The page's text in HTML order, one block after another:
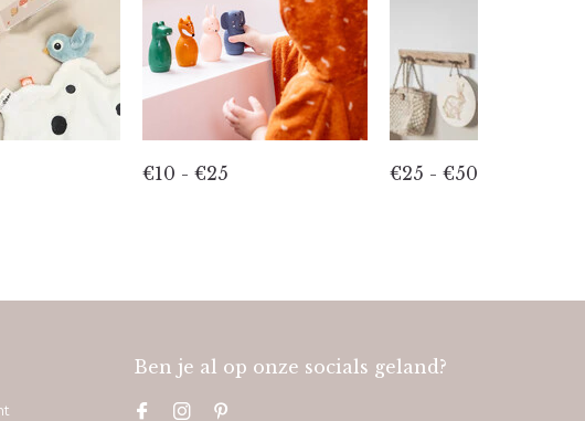
€10 - €25 €25 - €50
Ben je al op onze socials geland?